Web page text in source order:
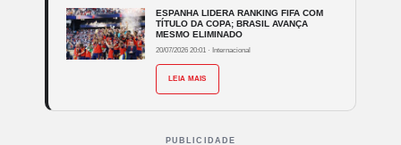
ESPANHA LIDERA RANKING FIFA COM
TÍTULO DA COPA; BRASIL AVANÇA
MESMO ELIMINADO
20/07/2026 20:01 · Internacional
LEIA MAIS
PUBLICIDADE